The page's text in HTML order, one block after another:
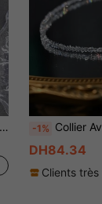
-1% Collier Avec Perles Fines En Cristal
DH84.34
Clients